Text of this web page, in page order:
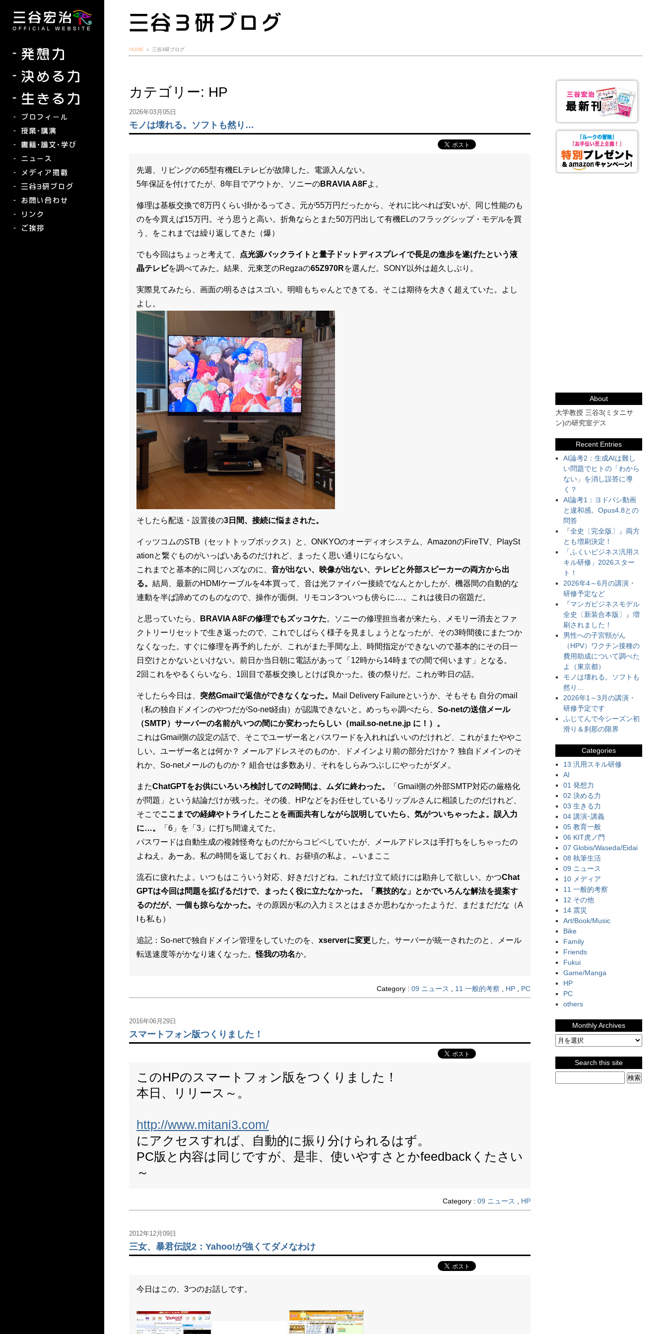
HOME ＞ 三谷3研ブログ
カテゴリー: HP
2026年03月05日
モノは壊れる。ソフトも然り…
先週、リビングの65型有機ELテレビが故障した。電源入んない。
5年保証を付けてたが、8年目でアウトか、ソニーのBRAVIA A8Fよ。
修理は基板交換で8万円くらい掛かるってさ。元が55万円だったから、それに比べれば安いが、同じ性能のも
のを今買えば15万円。そう思うと高い。折角ならとまた50万円出して有機ELのフラッグシップ・モデルを買
う、をこれまでは繰り返してきた（爆）
でも今回はちょっと考えて、
点光源バックライトと量子ドットディスプレイで長足の進歩を遂げたという液
晶テレビを調べてみた。結果、元東芝のRegzaの65Z970Rを選んだ。SONY以外は超久しぶり。
実際見てみたら、画面の明るさはスゴい。明暗もちゃんとできてる。そこは期待を大きく超えていた。よし
よし。
そしたら配送・設置後の3日間、接続に悩まされた。
イッツコムのSTB（セットトップボックス）と、ONKYOのオーディオシステム、AmazonのFireTV、PlaySt
ationと繋ぐものがいっぱいあるのだけれど、まったく思い通りにならない。
これまでと基本的に同じハズなのに、 音が出ない、映像が出ない、テレビと外部スピーカーの両方から出
る。 結局、最新のHDMIケーブルを4本買って、音は光ファイバー接続でなんとかしたが、機器間の自動的な
連動を半ば諦めてのものなので、操作が面倒。リモコン3ついつも傍らに…。これは後日の宿題だ。
と思っていたら、 BRAVIA A8Fの修理でもズッコケた。ソニーの修理担当者が来たら、メモリー消去とファ
クトリーリセットで生き返ったので、これでしばらく様子を見ましょうとなったが、その3時間後にまたつか
なくなった。すぐに修理を再予約したが、これがまた手間な上、時間指定ができないので基本的にその日一
日空けとかないといけない。前日か当日朝に電話があって「12時から14時までの間で伺います」となる。
2回これをやるくらいなら、1回目で基板交換しとけば良かった。後の祭りだ。これが昨日の話。
そしたら今日は、 突然Gmailで返信ができなくなった。
Mail Delivery Failureというか、そもそも 自分のmail
（私の独自ドメインのやつだがSo-net経由）が認識できないと。めっちゃ調べたら、 So-netの送信メール
（SMTP）サーバーの名前がいつの間にか変わったらしい（mail.so-net.ne.jp に！）。
これはGmail側の設定の話で、そこでユーザー名とパスワードを入れればいいのだけれど、これがまたややこ
しい。ユーザー名とは何か？ メールアドレスそのものか、ドメインより前の部分だけか？ 独自ドメインのそ
れか、So-netメールのものか？ 組合せは多数あり、それをしらみつぶしにやったがダメ。
またChatGPTをお供にいろいろ検討しての2時間は、ムダに終わった。
「Gmail側の外部SMTP対応の厳格化
が問題」という結論だけが残った。その後、HPなどをお任せしているリップルさんに相談したのだけれど、
そこでここまでの経緯やトライしたことを画面共有しながら説明していたら、気がついちゃったよ。誤入力
に…。
「6」を「3」に打ち間違えてた。
パスワードは自動生成の複雑怪奇なものだからコピペしていたが、メールアドレスは手打ちをしちゃったの
よねえ。あーあ。私の時間を返しておくれ、お昼頃の私よ。←いまここ
流石に疲れたよ。いつもはこういう対応、好きだけどね。これだけ立て続けには勘弁して欲しい。かつChat
GPTは今回は問題を拡げるだけで、まったく役に立たなかった。「裏技的な」とかでいろんな解法を提案す
るのだが、一個も掠らなかった。 その原因が私の入力ミスとはまさか思わなかったようだ、まだまだだな（A
Iも私も）
追記：So-netで独自ドメイン管理をしていたのを、 xserverに変更した。サーバーが統一されたのと、メール
転送速度等がかなり速くなった。怪我の功名か。
Category : 09 ニュース , 11 一般的考察 , HP , PC
2016年06月29日
スマートフォン版つくりました！
このHPのスマートフォン版をつくりました！
本日、リリース～。
http://www.mitani3.com/
にアクセスすれば、自動的に振り分けられるはず。
PC版と内容は同じですが、是非、使いやすさとかfeedbackくたさい
～
Category : 09 ニュース , HP
2012年12月09日
三女、暴君伝説2：Yahoo!が強くてダメなわけ
今日はこの、3つのお話しです。
About
大学教授 三谷3(ミタニサ
ン)の研究室デス
Recent Entries
AI論考2：生成AIは難し
い問題でヒトの「わから
ない」を消し誤答に導
く？
AI論考1：ヨドバシ動画
と違和感。Opus4.8との
問答
『全史〔完全版〕』両方
とも増刷決定！
「ふくいビジネス汎用ス
キル研修」2026スター
ト！
2026年4～6月の講演・
研修予定など
『マンガビジネスモデル
全史〔新装合本版〕』増
刷されました！
男性への子宮頸がん
（HPV）ワクチン接種の
費用助成について調べた
よ（東京都）
モノは壊れる。ソフトも
然り…
2026年1～3月の講演・
研修予定です
ふじてんで今シーズン初
滑り＆刹那の限界
Categories
13 汎用スキル研修
AI
01 発想力
02 決める力
03 生きる力
04 講演･講義
05 教育一般
06 KIT虎ノ門
07 Globis/Waseda/Eidai
08 執筆生活
09 ニュース
10 メディア
11 一般的考察
12 その他
14 震災
Art/Book/Music
Bike
Family
Friends
Fukui
Game/Manga
HP
PC
others
Monthly Archives
Search this site
検索